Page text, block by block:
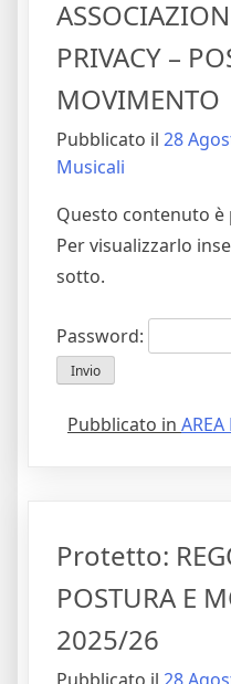
PRIVACY –
MOVIMENTO
Pubblicato il 28
Musicali
Questo contenuto
Per visualizzarlo
sotto.
Password:
Pubblicato in AREA
Protetto:
POSTURA E
2025/26